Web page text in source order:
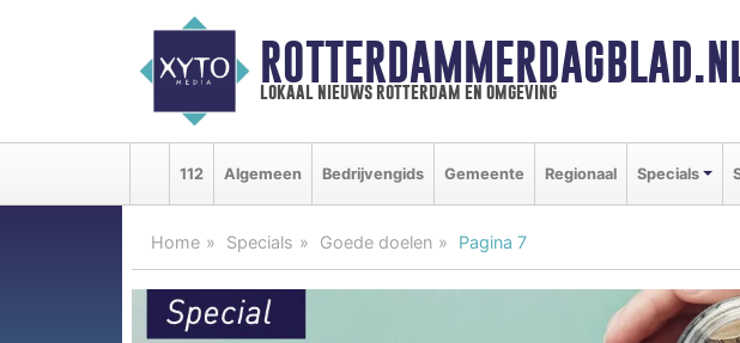
lokaal nieuws rotterdam en omgeving
112 Algemeen Bedrijvengids Gemeente Regionaal Specials
Home Specials Goede doelen Pagina 7